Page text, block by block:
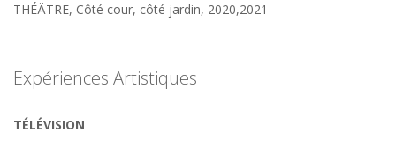
THÉÄTRE, Côté cour, côté jardin, 2020,2021
Expériences Artistiques
TÉLÉVISION